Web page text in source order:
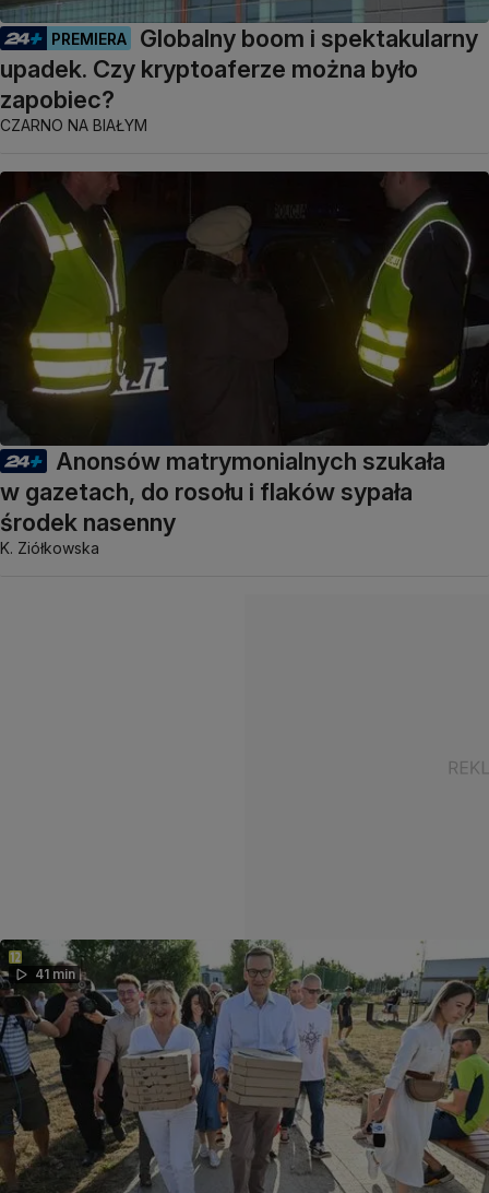
PREMIERA
Globalny boom i spektakularny
upadek. Czy kryptoaferze można było
zapobiec?
CZARNO NA BIAŁYM
Anonsów matrymonialnych szukała
w gazetach, do rosołu i flaków sypała
środek nasenny
K. Ziółkowska
41 min